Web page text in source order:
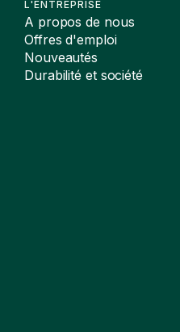
L'ENTREPRISE
A propos de nous
Offres d'emploi
Nouveautés
Durabilité et société